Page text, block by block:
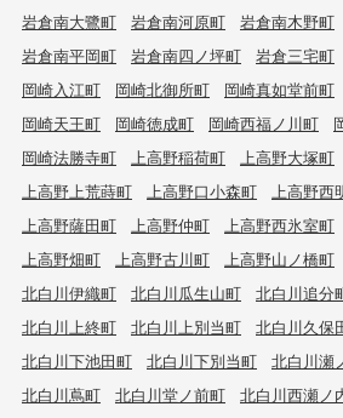
岩倉南大鷺町
岩倉南河原町 岩倉南木野町
岩倉南平岡町
岩倉南四ノ坪町 岩倉三宅町
岡崎入江町
岡崎北御所町 岡崎真如堂前町
岡崎天王町
岡崎徳成町 岡崎西福ノ川町
岡崎法勝寺町
上高野稲荷町 上高野大塚町
上高野上荒蒔町
上高野口小森町 上高野西
上高野薩田町
上高野仲町 上高野西氷室町
上高野畑町
上高野古川町 上高野山ノ橋町
北白川伊織町
北白川瓜生山町 北白川追分
北白川上終町
北白川上別当町 北白川久保
北白川下池田町
北白川下別当町 北白川瀬
北白川蔦町
北白川堂ノ前町 北白川西瀬ノ